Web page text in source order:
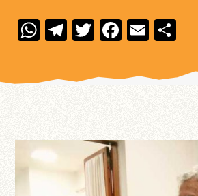
W
at
p
p
T
e
m
T
itt
F
c
o
E
ai m
ti